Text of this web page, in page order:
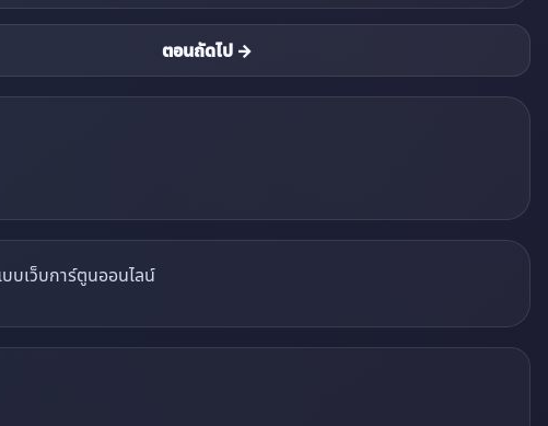
ตอนถัดไป →
บเว็บการ์ตูนออนไลน์